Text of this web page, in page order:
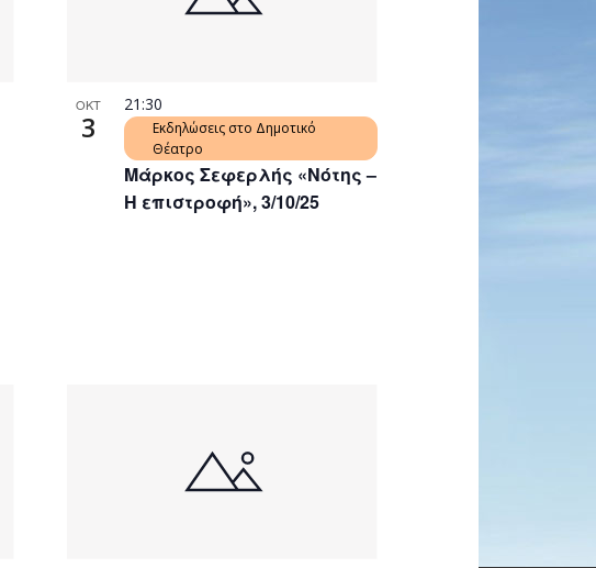
ΟΚΤ
3
Μάρκος Σεφερλής «Νότης –
Η επιστροφή», 3/10/25
21:30
Εκδηλώσεις στο Δημοτικό
Θέατρο